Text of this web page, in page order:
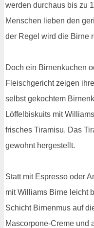
werden durchaus bis zu
Menschen lieben den
der Regel wird die Birne
Doch ein Birnenkuchen
Fleischgericht zeigen
selbst gekochtem
Löffelbiskuits mit
frisches Tiramisu. Das
gewohnt hergestellt.
Statt mit Espresso oder
mit Williams Birne leicht
Schicht Birnenmus auf
Mascorpone-Creme und